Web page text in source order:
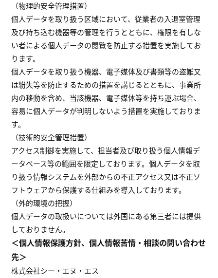
（物理的安全管理措置）
個人データを取り扱う区域において、従業者の入退室管理
及び持ち込む機器等の管理を行うとともに、権限を有しな
い者による個人データの閲覧を防止する措置を実施してお
ります。
個人データを取り扱う機器、電子媒体及び書類等の盗難又
は紛失等を防止するための措置を講じるとともに、事業所
内の移動を含め、当該機器、電子媒体等を持ち運ぶ場合、
容易に個人データが判明しないよう措置を実施しておりま
す。
（技術的安全管理措置）
アクセス制御を実施して、担当者及び取り扱う個人情報デ
ータベース等の範囲を限定しております。個人データを取
り扱う情報システムを外部からの不正アクセス又は不正ソ
フトウェアから保護する仕組みを導入しております。
（外的環境の把握）
個人データの取扱いについては外国にある第三者には提供
しておりません。
＜個人情報保護方針、個人情報苦情・相談の問い合わせ
先＞
株式会社シー・エヌ・エス